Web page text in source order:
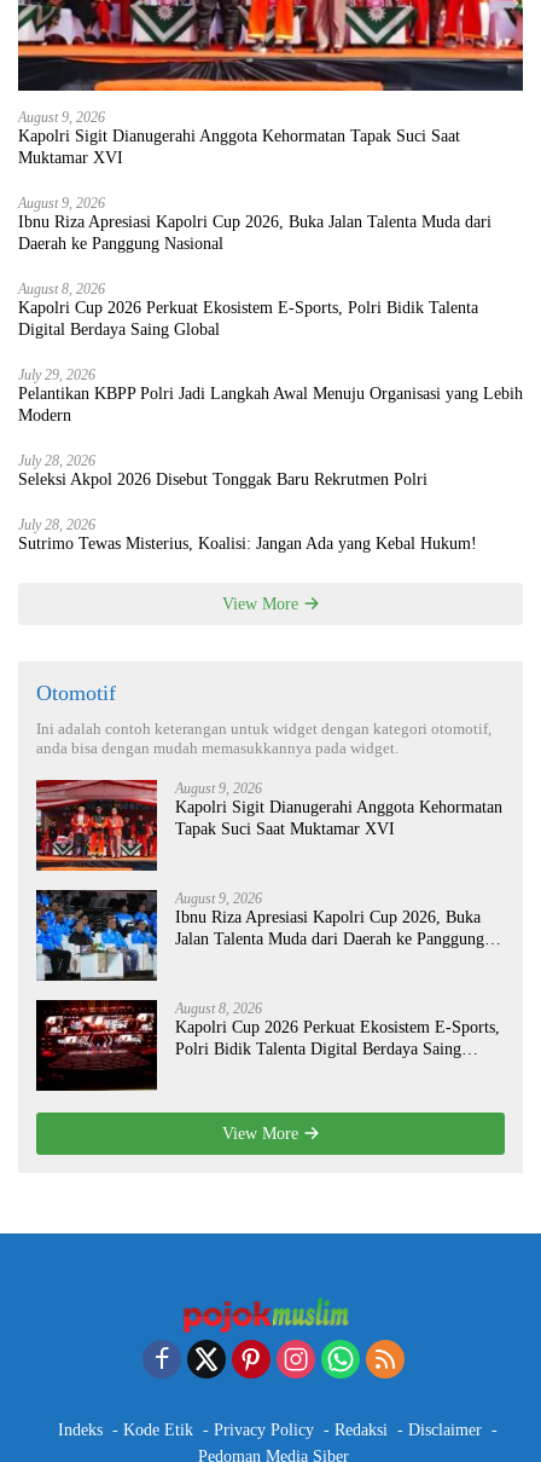
August 9, 2026
Kapolri Sigit Dianugerahi Anggota Kehormatan Tapak Suci Saat
Muktamar XVI
August 9, 2026
Ibnu Riza Apresiasi Kapolri Cup 2026, Buka Jalan Talenta Muda dari
Daerah ke Panggung Nasional
August 8, 2026
Kapolri Cup 2026 Perkuat Ekosistem E-Sports, Polri Bidik Talenta
Digital Berdaya Saing Global
July 29, 2026
Pelantikan KBPP Polri Jadi Langkah Awal Menuju Organisasi yang Lebih
Modern
July 28, 2026
Seleksi Akpol 2026 Disebut Tonggak Baru Rekrutmen Polri
July 28, 2026
Sutrimo Tewas Misterius, Koalisi: Jangan Ada yang Kebal Hukum!
View More
Otomotif
Ini adalah contoh keterangan untuk widget dengan kategori otomotif,
anda bisa dengan mudah memasukkannya pada widget.
August 9, 2026
Kapolri Sigit Dianugerahi Anggota Kehormatan
Tapak Suci Saat Muktamar XVI
August 9, 2026
Ibnu Riza Apresiasi Kapolri Cup 2026, Buka
Jalan Talenta Muda dari Daerah ke Panggung
August 8, 2026
Kapolri Cup 2026 Perkuat Ekosistem E-Sports,
Polri Bidik Talenta Digital Berdaya Saing
View More
Indeks Kode Etik Privacy Policy Redaksi
Disclaimer
Pedoman Media Siber